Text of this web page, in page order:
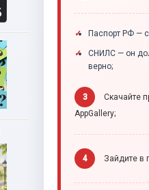
Паспорт РФ —
СНИЛС — он
верно;
3
Скачайте
AppGallery;
4 Зайдите в